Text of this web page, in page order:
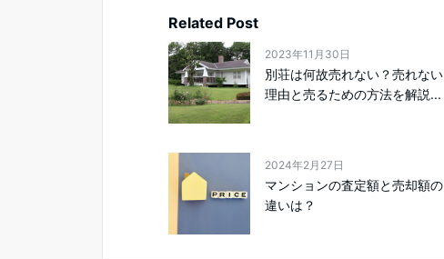
Related Post
2023年11月30日
別荘は何故売れない？売れない
理由と売るための方法を解説...
2024年2月27日
マンションの査定額と売却額の
違いは？